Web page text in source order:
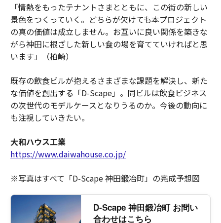
「情熱をもったテナントさまとともに、この街の新しい
景色をつくっていく。どちらが欠けても本プロジェクト
の真の価値は成立しません。お互いに良い関係を築きな
がら神田に根ざした新しい食の場を育てていければと思
います」（柏崎）
既存の飲食ビルが抱えるさまざまな課題を解決し、新た
な価値を創出する「D-Scape」。同ビルは飲食ビジネス
の次世代のモデルケースとなりうるのか。今後の動向に
も注視していきたい。
大和ハウス工業
https://www.daiwahouse.co.jp/
※写真はすべて「D-Scape 神田鍛冶町」の完成予想図
D-Scape 神田鍛冶町 お問い
合わせはこちら